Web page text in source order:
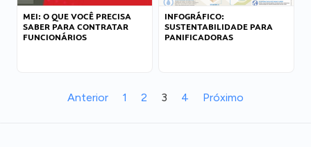
MEI: O QUE VOCÊ PRECISA
SABER PARA CONTRATAR
FUNCIONÁRIOS
INFOGRÁFICO:
SUSTENTABILIDADE PARA
PANIFICADORAS
Anterior 1 2 3 4 Próximo